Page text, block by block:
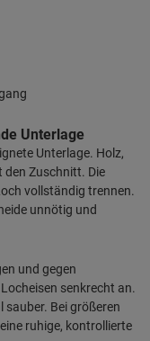
Unterlage
Unterlage. Holz,
den Zuschnitt. Die
vollständig trennen.
unnötig und
und gegen
senkrecht an.
Bei größeren
ruhige, kontrollierte